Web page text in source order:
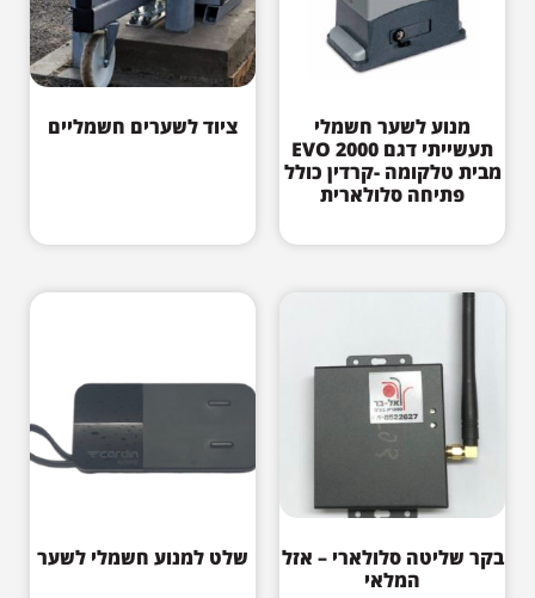
מנוע לשער חשמלי
תעשייתי דגם EVO 2000
מבית טלקומה -קרדין כולל
פתיחה סלולארית
ציוד לשערים חשמליים
בקר שליטה סלולארי – אזל
המלאי
שלט למנוע חשמלי לשער